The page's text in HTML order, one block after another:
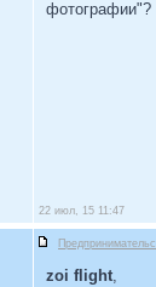
фотографии"?
22 июл, 15 11:47
zoi flight,